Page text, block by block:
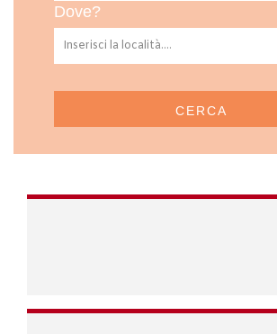
Dove?
CERCA